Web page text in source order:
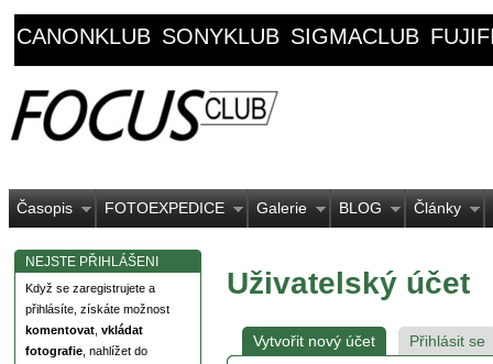
CANONKLUB SONYKLUB SIGMACLUB
Časopis FOTOEXPEDICE Galerie BLOG Články
NEJSTE PŘIHLÁŠENI
Když se zaregistrujete a
přihlásíte, získáte možnost
komentovat vkládat
fotografie , nahlížet do
Uživatelský účet
Vytvořit nový účet Přihlásit se